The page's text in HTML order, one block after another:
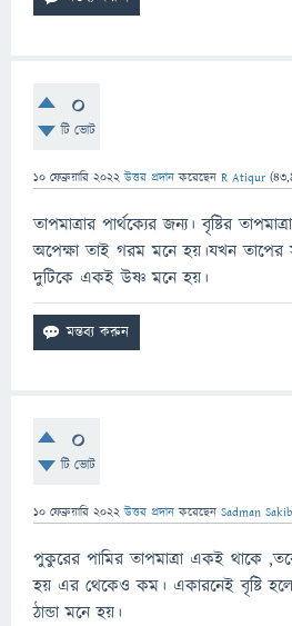
0
টি ভোট
10 ফেব্রুয়ারি 2022 উত্তর প্রদান করেছেন R Atiqur (
তাপমাত্রার পার্থক্যের জন্য। বৃষ্টির
অপেক্ষা তাই গরম মনে হয়।যখন
দুটিকে একই উষ্ণ মনে হয়।
0
টি ভোট
10 ফেব্রুয়ারি 2022 উত্তর প্রদান করেছেন Sadman
পুকুরের পামির তাপমাত্রা একই থাকে ,তবে
হয় এর থেকেও কম। একারনেই বৃষ্টি
ঠান্ডা মনে হয়।